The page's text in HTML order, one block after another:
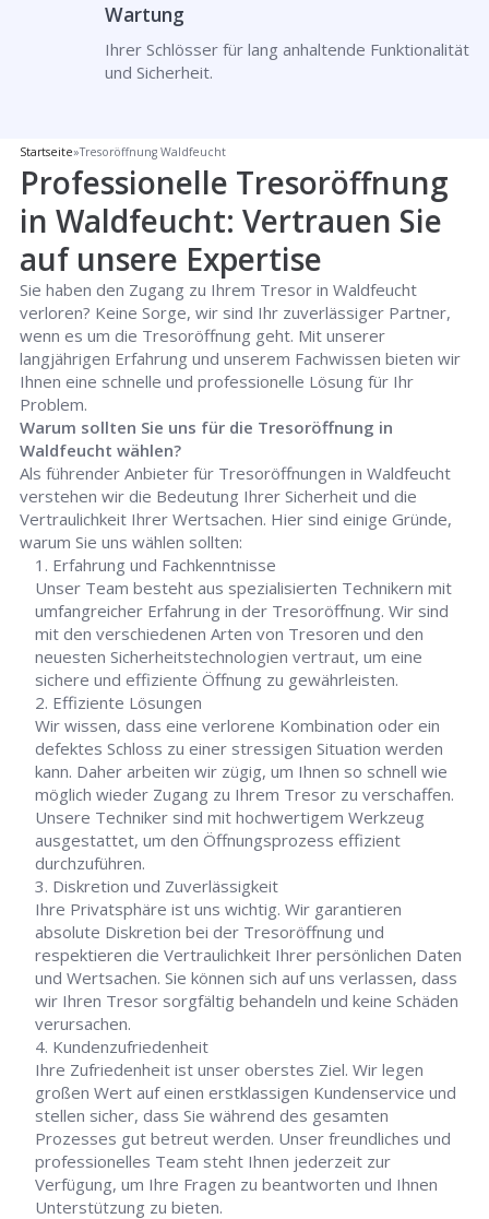
Wartung
Ihrer Schlösser für lang anhaltende Funktionalität
und Sicherheit.
Startseite»Tresoröffnung Waldfeucht
Professionelle Tresoröffnung
in Waldfeucht: Vertrauen Sie
auf unsere Expertise
Sie haben den Zugang zu Ihrem Tresor in Waldfeucht
verloren? Keine Sorge, wir sind Ihr zuverlässiger Partner,
wenn es um die Tresoröffnung geht. Mit unserer
langjährigen Erfahrung und unserem Fachwissen bieten wir
Ihnen eine schnelle und professionelle Lösung für Ihr
Problem.
Warum sollten Sie uns für die Tresoröffnung in
Waldfeucht wählen?
Als führender Anbieter für Tresoröffnungen in Waldfeucht
verstehen wir die Bedeutung Ihrer Sicherheit und die
Vertraulichkeit Ihrer Wertsachen. Hier sind einige Gründe,
warum Sie uns wählen sollten:
Erfahrung und Fachkenntnisse
Unser Team besteht aus spezialisierten Technikern mit
umfangreicher Erfahrung in der Tresoröffnung. Wir sind
mit den verschiedenen Arten von Tresoren und den
neuesten Sicherheitstechnologien vertraut, um eine
sichere und effiziente Öffnung zu gewährleisten.
Effiziente Lösungen
Wir wissen, dass eine verlorene Kombination oder ein
defektes Schloss zu einer stressigen Situation werden
kann. Daher arbeiten wir zügig, um Ihnen so schnell wie
möglich wieder Zugang zu Ihrem Tresor zu verschaffen.
Unsere Techniker sind mit hochwertigem Werkzeug
ausgestattet, um den Öffnungsprozess effizient
durchzuführen.
Diskretion und Zuverlässigkeit
Ihre Privatsphäre ist uns wichtig. Wir garantieren
absolute Diskretion bei der Tresoröffnung und
respektieren die Vertraulichkeit Ihrer persönlichen Daten
und Wertsachen. Sie können sich auf uns verlassen, dass
wir Ihren Tresor sorgfältig behandeln und keine Schäden
verursachen.
Kundenzufriedenheit
Ihre Zufriedenheit ist unser oberstes Ziel. Wir legen
großen Wert auf einen erstklassigen Kundenservice und
stellen sicher, dass Sie während des gesamten
Prozesses gut betreut werden. Unser freundliches und
professionelles Team steht Ihnen jederzeit zur
Verfügung, um Ihre Fragen zu beantworten und Ihnen
Unterstützung zu bieten.